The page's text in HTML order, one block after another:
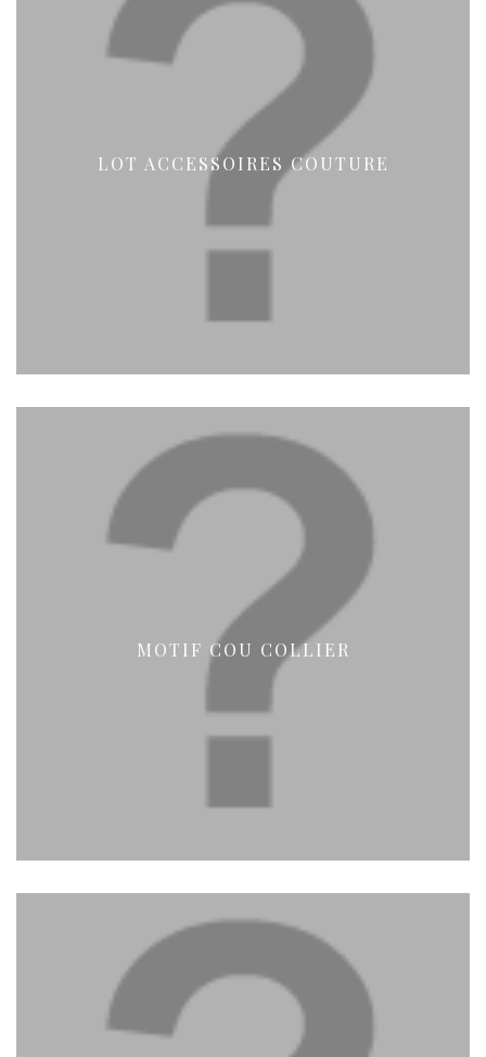
LOT ACCESSOIRES COUTURE
MOTIF COU COLLIER